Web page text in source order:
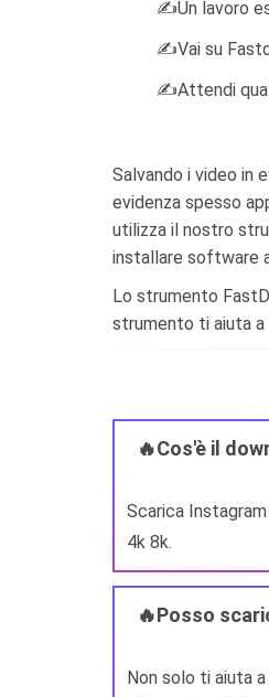
✍️Un lavoro
✍️Vai su
✍️Attendi
Salvando i video in
evidenza spesso
utilizza il nostro
installare software
Lo strumento
strumento ti aiuta a
🔥Cos'è il
Scarica
4k 8k.
🔥Posso
Non solo ti aiuta